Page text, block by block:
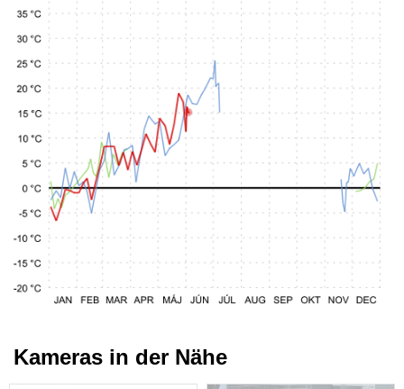
Kameras in der Nähe